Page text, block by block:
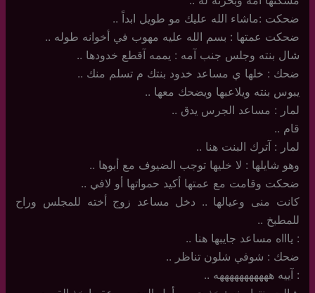
ضحكت :ماشاء الله عليك مو طويل ابداً ..
ضحكت عمتها : بسم الله عليه مهوب في أخوانه طوله ..
شال بنته وجلس جنب آمه : يممه آقطع خدودها ..
ضحك : خلها ي مساعد خدود بنتك م تسلم منك ..
يبوس بنته ويلاعبها ويضحك معها ..
لمار : مساعد الجرس يدق ..
قام ..
لمار : آترك البنت هنا ..
وهو شايلها : لا خليها توجب الضيوف مع أبوها ..
ضحكت وقامت مع عمتها أكيد حمواتها أو لافي ..
كانت منى وعيالها .. دخل مساعد زوج أخته للمجلس وراح
للمطبخ ..
: ياااه مساعد جايبها هنا ..
ضحك : شوفي شلون تناظر ..
: آييه هههههههههههه ..